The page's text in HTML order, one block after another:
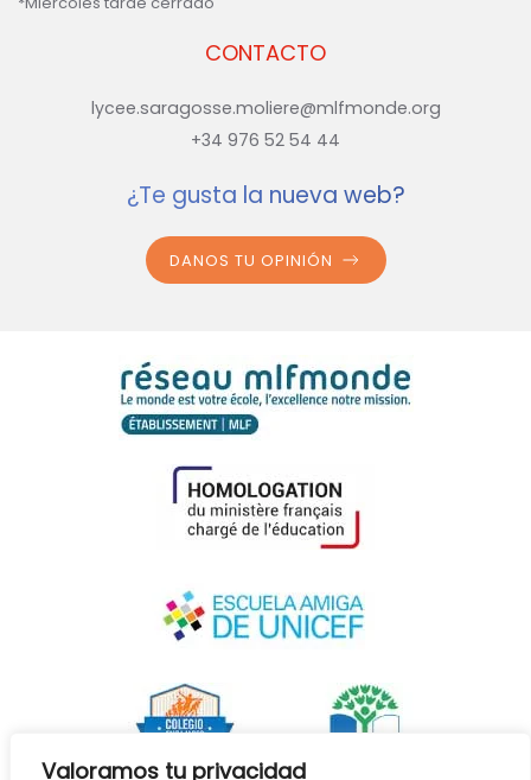
Valoramos tu privacidad
CONTACTO
lycee.saragosse.moliere@mlfmonde.org
+34 976 52 54 44
¿Te gusta la nueva web?
DANOS TU OPINIÓN